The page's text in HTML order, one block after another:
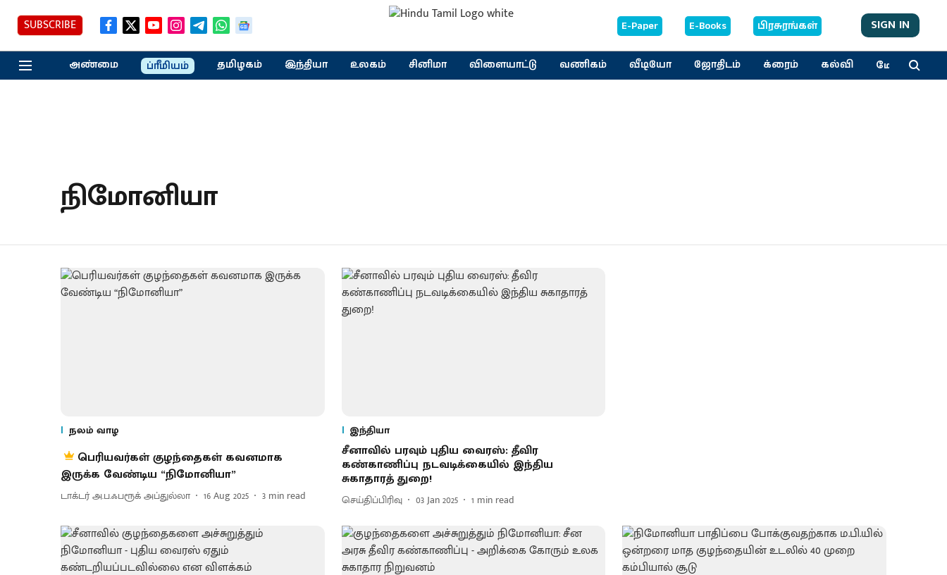
SUBSCRIBE E-Paper E-Books பிரசுரங்கள் SIGN IN
அண்மை ப்ரீமியம் தமிழகம் இந்தியா உலகம் சினிமா விளையாட்டு வணிகம் வீடியோ ஜோதிடம் க்ரைம் கல்வி மேலும்
நிமோனியா
நலம் வாழ
பெரியவர்கள் குழந்தைகள் கவனமாக
இருக்க வேண்டிய “நிமோனியா”
டாக்டர் அ.ப.ஃபரூக் அப்துல்லா 16 Aug 2025 3 min read
இந்தியா
சீனாவில் பரவும் புதிய வைரஸ்: தீவிர
கண்காணிப்பு நடவடிக்கையில் இந்திய
சுகாதாரத் துறை!
செய்திப்பிரிவு 03 Jan 2025 1 min read